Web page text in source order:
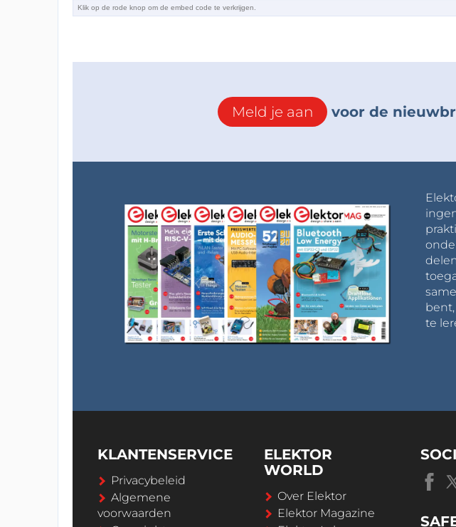
Meld je aan voor de
te
KLANTENSERVICE
Privacybeleid
Algemene
voorwaarden
ELEKTOR
WORLD
Over Elektor
Elektor Magazine